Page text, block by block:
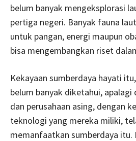
belum banyak mengeksplorasi
pertiga negeri. Banyak fauna
untuk pangan, energi maupun
bisa mengembangkan riset
Kekayaan sumberdaya hayati
belum banyak diketahui,
dan perusahaan asing, dengan
teknologi yang mereka miliki,
memanfaatkan sumberdaya itu.